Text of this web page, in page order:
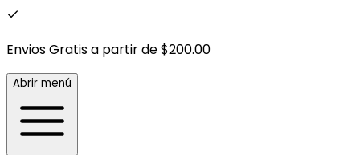
Envios Gratis a partir de $200.00
Abrir menú